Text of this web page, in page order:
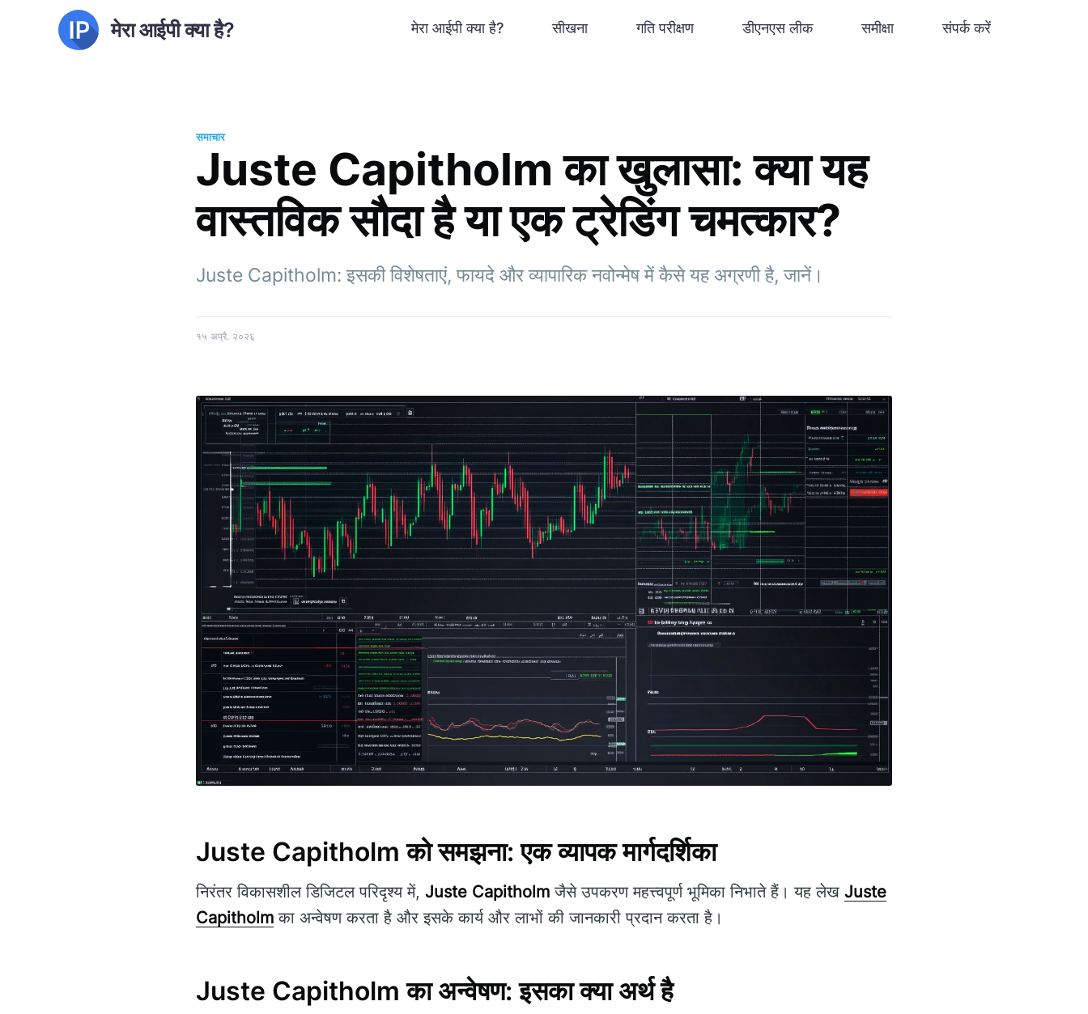
मेरा आईपी क्या है? मेरा आईपी क्या है? सीखना गति परीक्षण डीएनएस लीक समीक्षा संपर्क करें
समाचार
Juste Capitholm का खुलासा: क्या यह
वास्तविक सौदा है या एक ट्रेडिंग चमत्कार?
Juste Capitholm: इसकी विशेषताएं, फायदे और व्यापारिक नवोन्मेष में कैसे यह अग्रणी है, जानें।
१५ अप्रै. २०२६
Juste Capitholm को समझना: एक व्यापक मार्गदर्शिका
निरंतर विकासशील डिजिटल परिदृश्य में, Juste Capitholm जैसे उपकरण महत्त्वपूर्ण भूमिका निभाते हैं। यह लेख Juste
Capitholm का अन्वेषण करता है और इसके कार्य और लाभों की जानकारी प्रदान करता है।
Juste Capitholm का अन्वेषण: इसका क्या अर्थ है